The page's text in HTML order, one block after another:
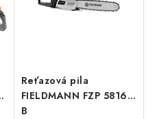
Reťazová pila
FIELDMANN FZP 5816-
B